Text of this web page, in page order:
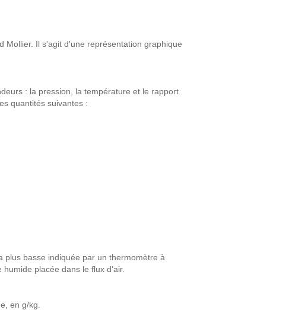
Mollier. Il s'agit d'une représentation graphique
: la pression, la température et le rapport
quantités suivantes :
basse indiquée par un thermomètre à
placée dans le flux d'air.
en g/kg.